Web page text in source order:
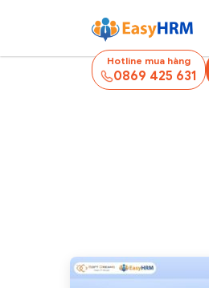
Hotline mua hàng
0869 425 631